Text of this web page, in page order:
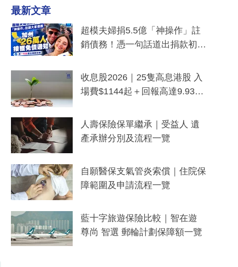
最新文章
超模夫婦捐5.5億「神操作」註
銷債務！憑一句話道出捐款初
一度被誤當詐騙手段
收息股2026｜25隻高息港股 入
場費$1144起＋回報高達9.93
人壽保險保單繼承｜受益人 遺
產承辦分別及流程一覽
自願醫保支氣管炎索償｜住院保
障範圍及申請流程一覽
藍十字旅遊保險比較｜智在遊
尊尚 智選 郵輪計劃保障額一覽